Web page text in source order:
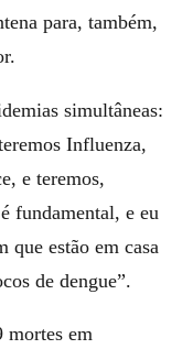
para, também,
simultâneas:
Influenza,
e teremos,
fundamental, e eu
que estão em casa
de dengue”.
mortes em